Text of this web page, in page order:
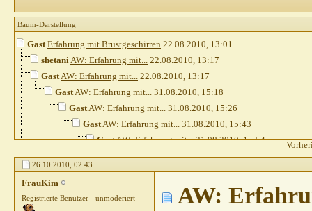
Baum-Darstellung
Gast Erfahrung mit Brustgeschirren 22.08.2010, 13:01
shetaniAW: Erfahrung mit... 22.08.2010, 13:17
GastAW: Erfahrung mit... 22.08.2010, 13:17
GastAW: Erfahrung mit... 31.08.2010, 15:18
GastAW: Erfahrung mit... 31.08.2010, 15:26
GastAW: Erfahrung mit... 31.08.2010, 15:43
GastAW: Erfahrung mit...31.08.2010,15:54
GastAW: Erfahrung mit...03.09.2010,10:43
Divus07AW: Erfahrung mit...03.09.2010,11:15
AW: Erfahrung mit...03.09.2010,
Sibilla TeichertAW: Erfahrung mit...
26.10.2010, 02:43
FrauKim
Registrierte Benutzer - unmoderiert AW: